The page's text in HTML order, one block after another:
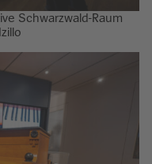
Schwarzwald-Raum